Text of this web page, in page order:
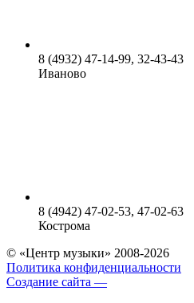
8 (4932) 47-14-99, 32-43-43
Иваново
8 (4942) 47-02-53, 47-02-63
Кострома
© «Центр музыки» 2008-2026
Политика конфиденциальности
Создание сайта —